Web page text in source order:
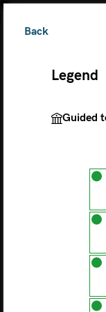
Back
Legend
Guided